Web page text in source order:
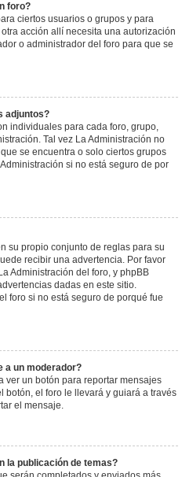
foro?
ciertos usuarios o grupos y para
acción allí necesita una autorización
o administrador del foro para que se
adjuntos?
individuales para cada foro, grupo,
Tal vez La Administración no
se encuentra o solo ciertos grupos
si no está seguro de por
su propio conjunto de reglas para su
recibir una advertencia. Por favor
Administración del foro, y phpBB
dadas en este sitio.
foro si no está seguro de porqué fue
a un moderador?
ver un botón para reportar mensajes
botón, el foro le llevará y guiará a través
el mensaje.
la publicación de temas?